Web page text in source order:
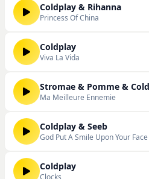
Coldplay & Rihanna
Princess Of China
Coldplay
Viva La Vida
Ma Meilleure Ennemie
Coldplay & Seeb
God Put A Smile Upon Your Face
Coldplay
Clocks